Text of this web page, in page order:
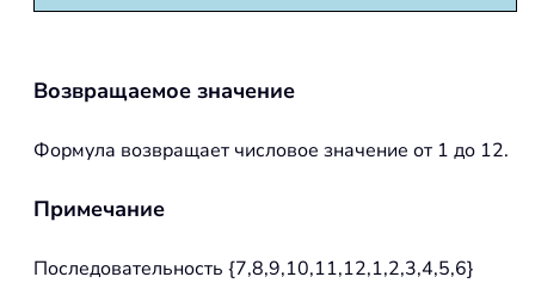
Возвращаемое значение
Формула возвращает числовое значение от 1 до 12.
Примечание
Последовательность {7,8,9,10,11,12,1,2,3,4,5,6}